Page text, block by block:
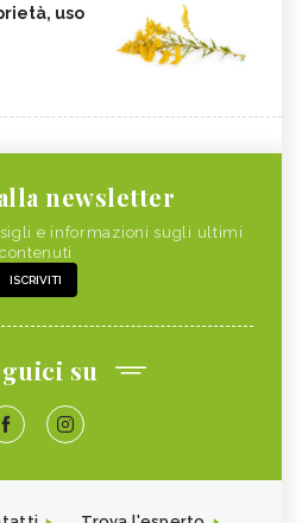
uso
newsletter
e informazioni sugli ultimi
contenuti
ISCRIVITI
su